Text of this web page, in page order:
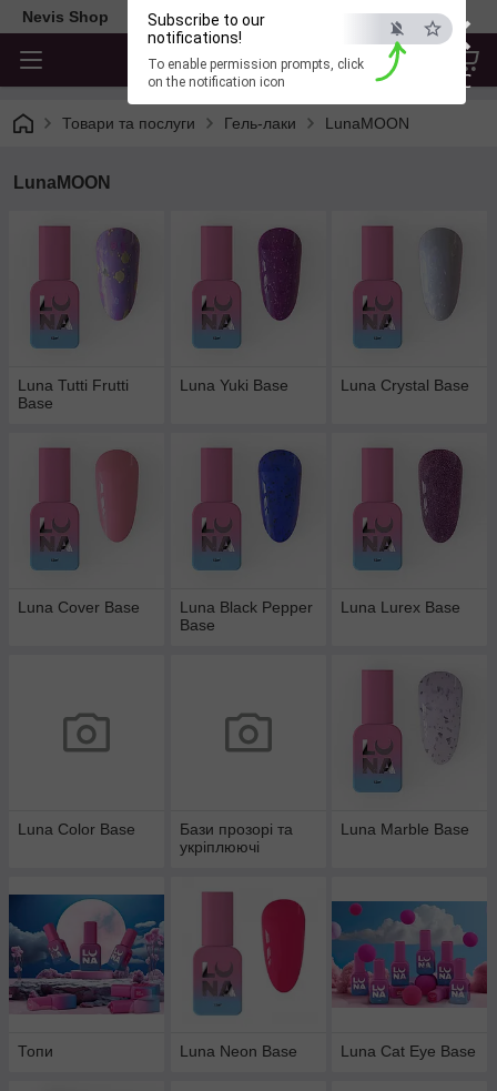
×
ESC
Subscribe to our
notifications!
To enable permission prompts, click
on the notification icon
Nevis Shop
Товари та послуги Гель-лаки LunaMOON
LunaMOON
Luna Tutti Frutti
Base
Luna Yuki Base Luna Crystal Base
Luna Cover Base
Luna Black Pepper
Base
Luna Lurex Base
Luna Color Base
Бази прозорі та
укріплюючі
Luna Marble Base
Топи Luna Neon Base Luna Cat Eye Base